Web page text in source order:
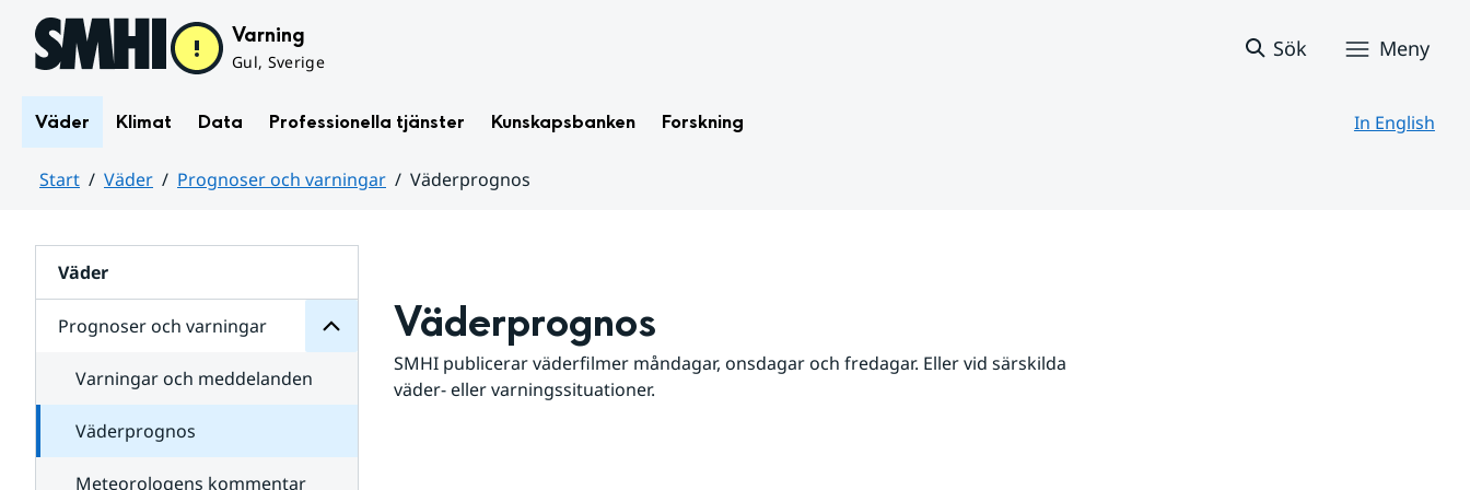
Hoppa till sidans innehåll Varning
Gul, Sverige
Sök Meny
Väder Klimat Data Professionella tjänster Kunskapsbanken Forskning In English
Start Väder Prognoser och varningar
Väderprognos
Väder
Prognoser och varningar
för
varningar
Varningar och meddelanden
Väderprognos
Meteorologens kommentar
Väderprognos
SMHI publicerar väderfilmer måndagar, onsdagar och fredagar. Eller vid särskilda
väder- eller varningssituationer.